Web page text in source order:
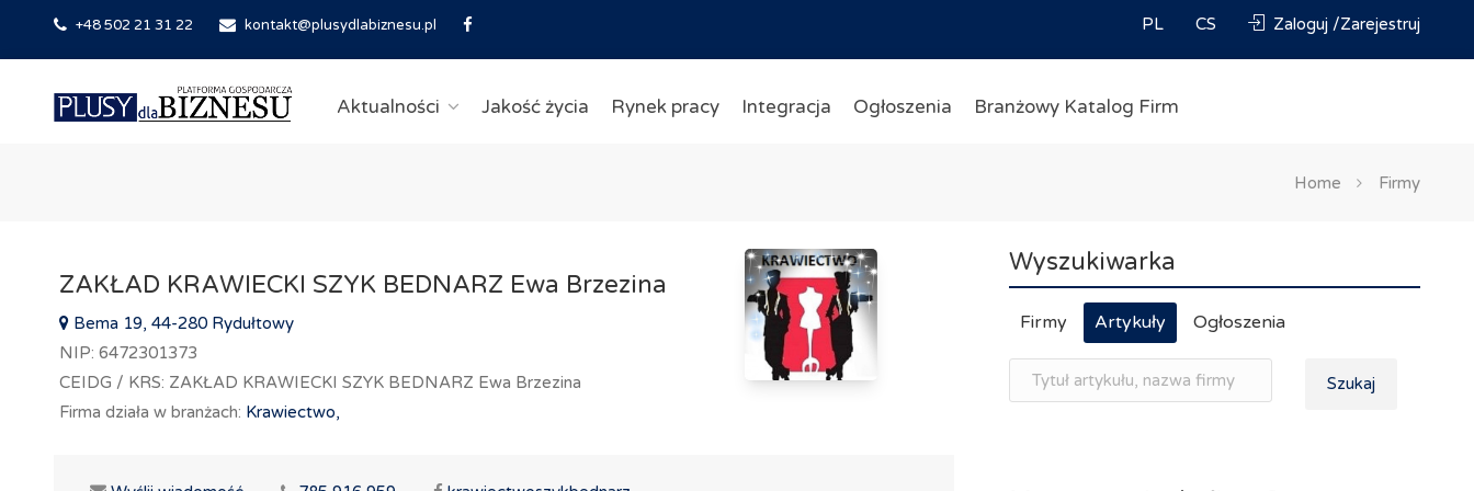
+48 502 21 31 22 kontakt@plusydlabiznesu.pl PL CS Zaloguj /Zarejestruj
Aktualności Jakość życia Rynek pracy Integracja Ogłoszenia Branżowy Katalog Firm
Home Firmy
ZAKŁAD KRAWIECKI SZYK BEDNARZ Ewa Brzezina
Bema 19, 44-280 Rydułtowy
NIP: 6472301373
CEIDG / KRS: ZAKŁAD KRAWIECKI SZYK BEDNARZ Ewa Brzezina
Firma działa w branżach: Krawiectwo,
Wyszukiwarka
Firmy Artykuły Ogłoszenia
Szukaj